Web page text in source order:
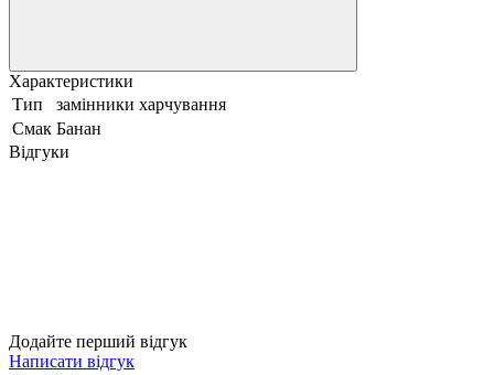
Характеристики
Тип
замінники харчування
Смак Банан
Відгуки
Додайте перший відгук
Написати відгук